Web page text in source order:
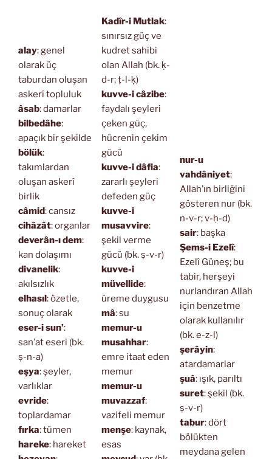
alay: genel
olarak üç
taburdan oluşan
askerî topluluk
âsab: damarlar
bilbedâhe:
apaçık bir şekilde
bölük:
takımlardan
oluşan askerî
birlik
câmid: cansız
cihâzât: organlar
deverân-ı dem:
kan dolaşımı
divanelik:
akılsızlık
elhasıl: özetle,
sonuç olarak
eser-i sun’:
san’at eseri (bk.
ṣ-n-a)
eşya: şeyler,
varlıklar
evride:
toplardamar
fırka: tümen
hareke: hareket
Kadîr-i Mutlak:
sınırsız güç ve
kudret sahibi
olan Allah (bk. ḳ-
d-r; ṭ-l-ḳ)
kuvve-i câzibe:
faydalı şeyleri
çeken güç,
hücrenin çekim
gücü
kuvve-i dâfia:
zararlı şeyleri
defeden güç
kuvve-i
musavvire:
şekil verme
gücü (bk. ṣ-v-r)
kuvve-i
müvellide:
üreme duygusu
mâ: su
memur-u
musahhar:
emre itaat eden
memur
memur-u
muvazzaf:
vazifeli memur
menşe: kaynak,
esas
nur-u
vahdâniyet:
Allah’ın birliğini
gösteren nur (bk.
n-v-r; v-ḥ-d)
sair: başka
Şems-i Ezelî:
Ezelî Güneş; bu
tabir, herşeyi
nurlandıran Allah
için benzetme
olarak kullanılır
(bk. e-z-l)
şerâyin:
atardamarlar
şuâ: ışık, parıltı
suret: şekil (bk.
ṣ-v-r)
tabur: dört
bölükten
meydana gelen